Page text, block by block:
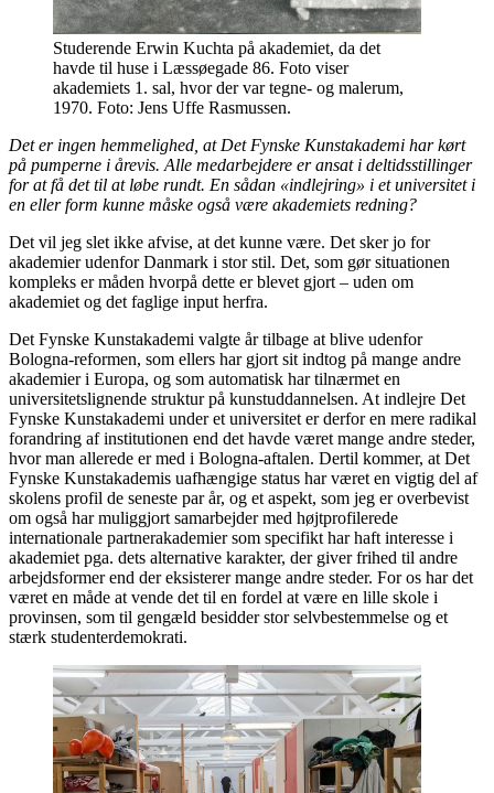
Studerende Erwin Kuchta på akademiet, da det
havde til huse i Læssøegade 86. Foto viser
akademiets 1. sal, hvor der var tegne- og malerum,
1970. Foto: Jens Uffe Rasmussen.
Det er ingen hemmelighed, at Det Fynske Kunstakademi har kørt
på pumperne i årevis. Alle medarbejdere er ansat i deltidsstillinger
for at få det til at løbe rundt. En sådan «indlejring» i et universitet i
en eller form kunne måske også være akademiets redning?
Det vil jeg slet ikke afvise, at det kunne være. Det sker jo for
akademier udenfor Danmark i stor stil. Det, som gør situationen
kompleks er måden hvorpå dette er blevet gjort – uden om
akademiet og det faglige input herfra.
Det Fynske Kunstakademi valgte år tilbage at blive udenfor
Bologna-reformen, som ellers har gjort sit indtog på mange andre
akademier i Europa, og som automatisk har tilnærmet en
universitetslignende struktur på kunstuddannelsen. At indlejre Det
Fynske Kunstakademi under et universitet er derfor en mere radikal
forandring af institutionen end det havde været mange andre steder,
hvor man allerede er med i Bologna-aftalen. Dertil kommer, at Det
Fynske Kunstakademis uafhængige status har været en vigtig del af
skolens profil de seneste par år, og et aspekt, som jeg er overbevist
om også har muliggjort samarbejder med højtprofilerede
internationale partnerakademier som specifikt har haft interesse i
akademiet pga. dets alternative karakter, der giver frihed til andre
arbejdsformer end der eksisterer mange andre steder. For os har det
været en måde at vende det til en fordel at være en lille skole i
provinsen, som til gengæld besidder stor selvbestemmelse og et
stærk studenterdemokrati.